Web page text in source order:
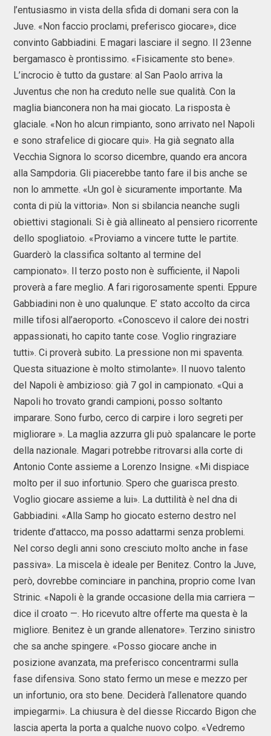
l’entusiasmo in vista della sfida di domani sera con la
Juve. «Non faccio proclami, preferisco giocare», dice
convinto Gabbiadini. E magari lasciare il segno. Il 23enne
bergamasco è prontissimo. «Fisicamente sto bene».
L’incrocio è tutto da gustare: al San Paolo arriva la
Juventus che non ha creduto nelle sue qualità. Con la
maglia bianconera non ha mai giocato. La risposta è
glaciale. «Non ho alcun rimpianto, sono arrivato nel Napoli
e sono strafelice di giocare qui». Ha già segnato alla
Vecchia Signora lo scorso dicembre, quando era ancora
alla Sampdoria. Gli piacerebbe tanto fare il bis anche se
non lo ammette. «Un gol è sicuramente importante. Ma
conta di più la vittoria». Non si sbilancia neanche sugli
obiettivi stagionali. Si è già allineato al pensiero ricorrente
dello spogliatoio. «Proviamo a vincere tutte le partite.
Guarderò la classifica soltanto al termine del
campionato». Il terzo posto non è sufficiente, il Napoli
proverà a fare meglio. A fari rigorosamente spenti. Eppure
Gabbiadini non è uno qualunque. E’ stato accolto da circa
mille tifosi all’aeroporto. «Conoscevo il calore dei nostri
appassionati, ho capito tante cose. Voglio ringraziare
tutti». Ci proverà subito. La pressione non mi spaventa.
Questa situazione è molto stimolante». Il nuovo talento
del Napoli è ambizioso: già 7 gol in campionato. «Qui a
Napoli ho trovato grandi campioni, posso soltanto
imparare. Sono furbo, cerco di carpire i loro segreti per
migliorare ». La maglia azzurra gli può spalancare le porte
della nazionale. Magari potrebbe ritrovarsi alla corte di
Antonio Conte assieme a Lorenzo Insigne. «Mi dispiace
molto per il suo infortunio. Spero che guarisca presto.
Voglio giocare assieme a lui». La duttilità è nel dna di
Gabbiadini. «Alla Samp ho giocato esterno destro nel
tridente d’attacco, ma posso adattarmi senza problemi.
Nel corso degli anni sono cresciuto molto anche in fase
passiva». La miscela è ideale per Benitez. Contro la Juve,
però, dovrebbe cominciare in panchina, proprio come Ivan
Strinic. «Napoli è la grande occasione della mia carriera —
dice il croato —. Ho ricevuto altre offerte ma questa è la
migliore. Benitez è un grande allenatore». Terzino sinistro
che sa anche spingere. «Posso giocare anche in
posizione avanzata, ma preferisco concentrarmi sulla
fase difensiva. Sono stato fermo un mese e mezzo per
un infortunio, ora sto bene. Deciderà l’allenatore quando
impiegarmi». La chiusura è del diesse Riccardo Bigon che
lascia aperta la porta a qualche nuovo colpo. «Vedremo